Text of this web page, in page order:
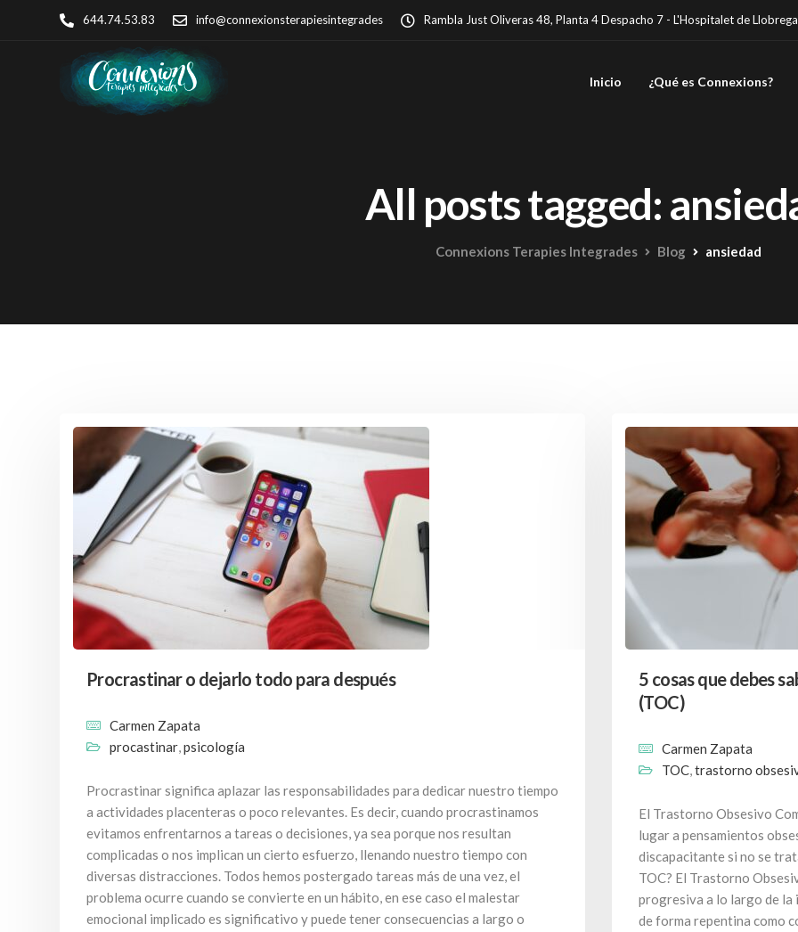
644.74.53.83 info@connexionsterapiesintegrades Rambla Just Oliveras 48, Planta 4 Despacho 7 - L'Hospitalet de
Inicio ¿Qué es Connexions?
All posts tagged:
Connexions Terapies Integrades Blog ansiedad
Procrastinar o dejarlo todo para después
Carmen Zapata
procastinar,psicología
Procrastinar significa aplazar las responsabilidades para dedicar nuestro tiempo
a actividades placenteras o poco relevantes. Es decir, cuando procrastinamos
evitamos enfrentarnos a tareas o decisiones, ya sea porque nos resultan
complicadas o nos implican un cierto esfuerzo, llenando nuestro tiempo con
diversas distracciones. Todos hemos postergado tareas más de una vez, el
problema ocurre cuando se convierte en un hábito, en ese caso el malestar
emocional implicado es significativo y puede tener consecuencias a largo o
5 cosas que debes
(TOC)
Carmen Zapata
TOC,trastorno
El Trastorno Obsesivo
lugar a pensamientos
discapacitante si no se
TOC? El Trastorno
progresiva a lo largo de la
de forma repentina como